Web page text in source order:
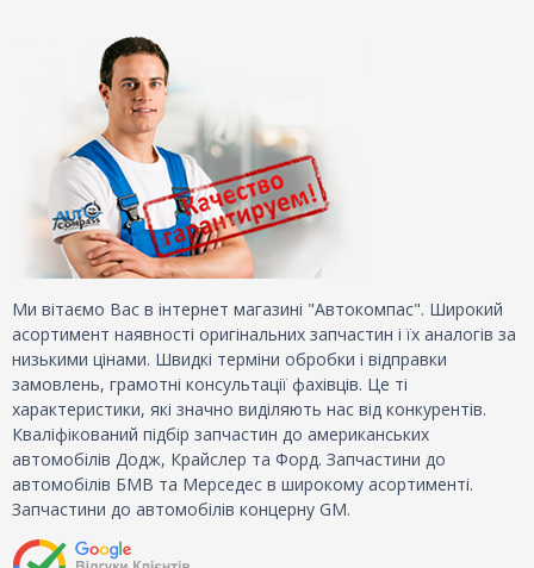
Ми вітаємо Вас в інтернет магазині "Автокомпас". Широкий
асортимент наявності оригінальних запчастин і їх аналогів за
низькими цінами. Швидкі терміни обробки і відправки
замовлень, грамотні консультації фахівців. Це ті
характеристики, які значно виділяють нас від конкурентів.
Кваліфікований підбір запчастин до американських
автомобілів Додж, Крайслер та Форд. Запчастини до
автомобілів БМВ та Мерседес в широкому асортименті.
Запчастини до автомобілів концерну GM.